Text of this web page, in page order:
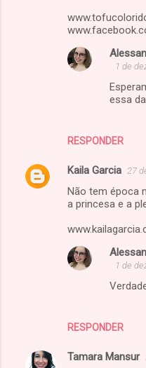
RESPONDER
1 de
essa
Kaila Garcia 27
Não tem época
a princesa e a
RESPONDER
1 de
Tamara Mansur